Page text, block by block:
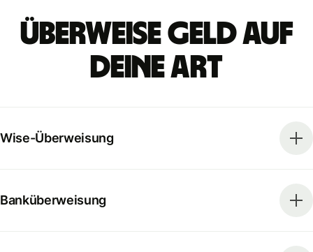
Überweise Geld auf
deine Art
Wise-Überweisung
Banküberweisung